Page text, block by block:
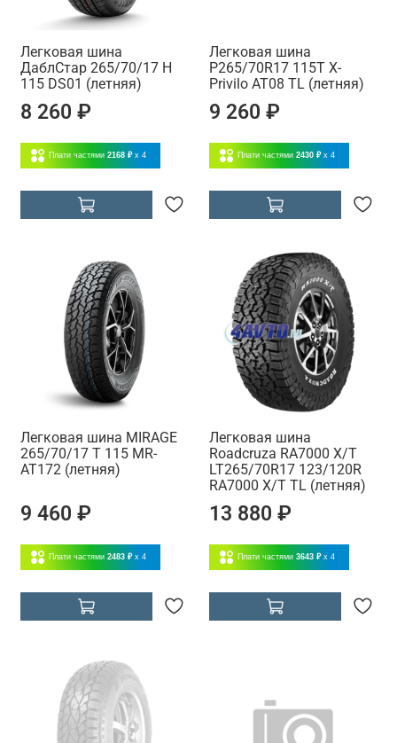
Легковая шина
ДаблСтар 265/70/17 H
115 DS01 (летняя)
8 260 ₽
Плати частями 2168 ₽ x 4
Легковая шина
P265/70R17 115T X-
Privilo AT08 TL (летняя)
9 260 ₽
Плати частями 2430 ₽ x 4
Легковая шина MIRAGE
265/70/17 T 115 MR-
AT172 (летняя)
9 460 ₽
Плати частями 2483 ₽ x 4
Легковая шина
Roadcruza RA7000 X/T
LT265/70R17 123/120R
RA7000 X/T TL (летняя)
13 880 ₽
Плати частями 3643 ₽ x 4